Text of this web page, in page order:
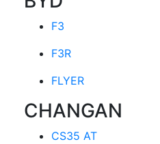
F3
F3R
FLYER
CHANGAN
CS35 AT